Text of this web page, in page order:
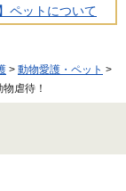
ペットについて
> 動物愛護・ペット >
虐待！